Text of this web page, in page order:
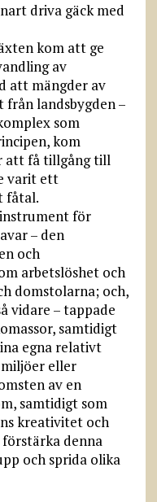
driva gäck med
kom att ge
av
att mängder av
från landsbygden –
som
kom
att få tillgång till
varit ett
fåtal.
för
– den
och
arbetslöshet och
domstolarna; och,
vidare – tappade
samtidigt
egna relativt
eller
av en
samtidigt som
kreativitet och
denna
och sprida olika